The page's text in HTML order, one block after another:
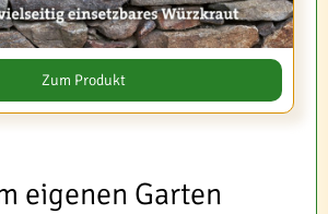
Zum Produkt
eigenen Garten